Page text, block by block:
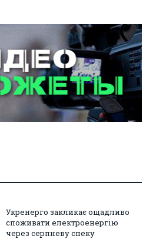
Укренерго закликає ощадливо
споживати електроенергію
через серпневу спеку